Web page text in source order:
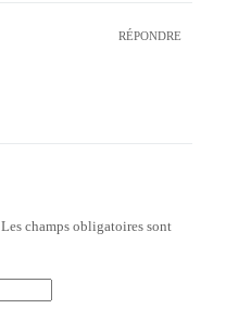
RÉPONDRE
Les champs obligatoires sont